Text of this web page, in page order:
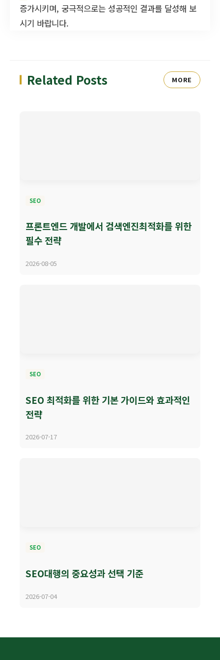
증가시키며, 궁극적으로는 성공적인 결과를 달성해 보
시기 바랍니다.
Related Posts MORE
SEO
프론트엔드 개발에서 검색엔진최적화를 위한
필수 전략
2026-08-05
SEO
SEO 최적화를 위한 기본 가이드와 효과적인
전략
2026-07-17
SEO
SEO대행의 중요성과 선택 기준
2026-07-04